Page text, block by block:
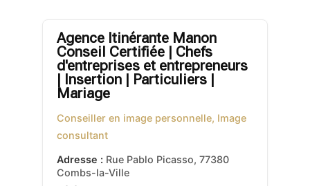
Agence Itinérante Manon
Conseil Certifiée | Chefs
d'entreprises et entrepreneurs
| Insertion | Particuliers |
Mariage
Conseiller en image personnelle, Image
consultant
Adresse : Rue Pablo Picasso, 77380
Combs-la-Ville